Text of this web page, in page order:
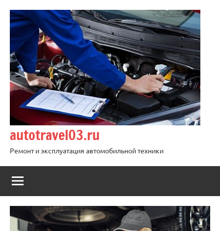
содержимому
autotravel03.ru
Ремонт и эксплуатация автомобильной техники